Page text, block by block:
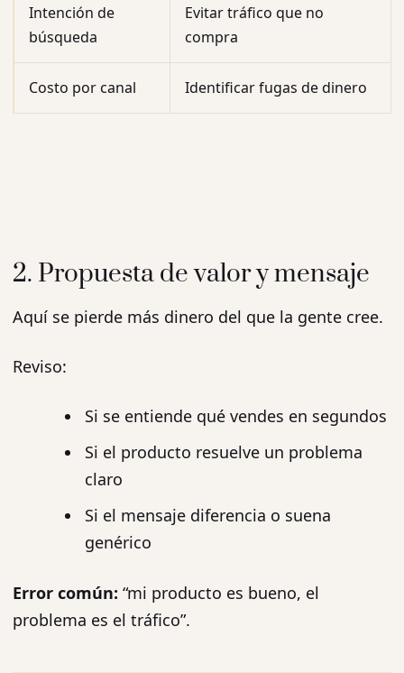
Intención de
búsqueda
Evitar tráfico que no
compra
Costo por canal Identificar fugas de dinero
2. Propuesta de valor y mensaje
Aquí se pierde más dinero del que la gente cree.
Reviso:
Si se entiende qué vendes en segundos
Si el producto resuelve un problema
claro
Si el mensaje diferencia o suena
genérico
Error común: “mi producto es bueno, el
problema es el tráfico”.